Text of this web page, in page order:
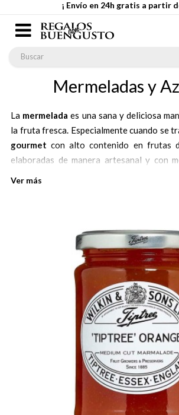
¡ Envío en 24h gratis a partir
Mermeladas y
La mermelada es una sana y deliciosa
la fruta fresca. Especialmente cuando se
gourmet con alto contenido en frutas
elaboradas de manera artesanal y con
nos sólo se
meriendas sino que también son ideales
tipo de recetas tanto dulces como saladas.
mermeladas artesanalesson
toque dulce y original a cualquier
precie. Puedes montarlo según tus
Añade los productosque te gusten a la
Compra también la caja, capazo o cesta
Marca la casilla de direcciones
donde quieres que se entregue tu regalo
Ver más